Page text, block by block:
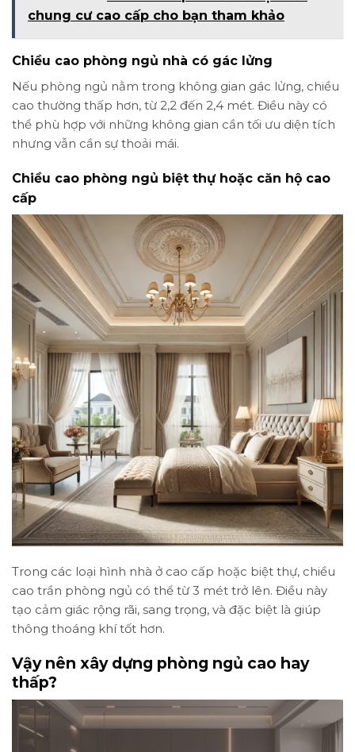
chung cư cao cấp cho bạn tham khảo
Chiều cao phòng ngủ nhà có gác lửng
Nếu phòng ngủ nằm trong không gian gác lửng, chiều
cao thường thấp hơn, từ 2,2 đến 2,4 mét. Điều này có
thể phù hợp với những không gian cần tối ưu diện tích
nhưng vẫn cần sự thoải mái.
Chiều cao phòng ngủ biệt thự hoặc căn hộ cao
cấp
Trong các loại hình nhà ở cao cấp hoặc biệt thự, chiều
cao trần phòng ngủ có thể từ 3 mét trở lên. Điều này
tạo cảm giác rộng rãi, sang trọng, và đặc biệt là giúp
thông thoáng khí tốt hơn.
Vậy nên xây dựng phòng ngủ cao hay
thấp?